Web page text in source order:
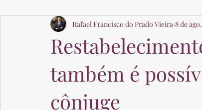
Recuperação de Empresas Advogados Eleitoral
também é
cônjuge
Rafael Francisco do Prado Vieira 8 de